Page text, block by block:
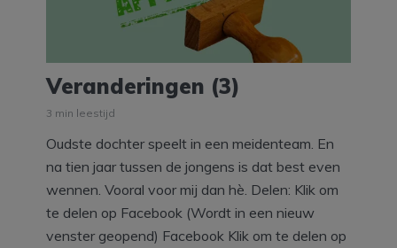
Veranderingen (3)
3 min leestijd
Oudste dochter speelt in een meidenteam. En
na tien jaar tussen de jongens is dat best even
wennen. Vooral voor mij dan hè. Delen: Klik om
te delen op Facebook (Wordt in een nieuw
venster geopend) Facebook Klik om te delen op